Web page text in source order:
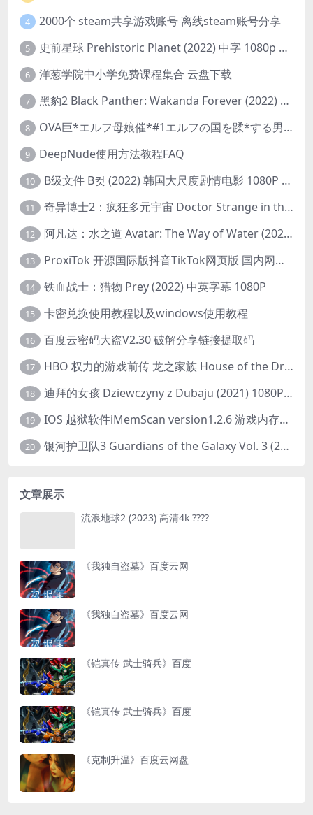
4 2000个 steam共享游戏账号 离线steam账号分享
5 史前星球 Prehistoric Planet (2022) 中字 1080p 高清 阿里云盘 2022.5.27已更新全集
6 洋葱学院中小学免费课程集合 云盘下载
7 黑豹2 Black Panther: Wakanda Forever (2022) 高清版
8 OVA巨*エルフ母娘催*#1エルフの国を蹂*する男。汚された女王と姫
9 DeepNude使用方法教程FAQ
10 B级文件 B컷 (2022) 韩国大尺度剧情电影 1080P 中字
11 奇异博士2：疯狂多元宇宙 Doctor Strange in the Multiverse of Madness (2022) 高清版1080p
12 阿凡达：水之道 Avatar: The Way of Water (2022) 1080p 2k 4k 中文字幕
13 ProxiTok 开源国际版抖音TikTok网页版 国内网络直连
14 铁血战士：猎物 Prey (2022) 中英字幕 1080P
15 卡密兑换使用教程以及windows使用教程
16 百度云密码大盗V2.30 破解分享链接提取码
17 HBO 权力的游戏前传 龙之家族 House of the Dragon (2022) 中字 1080P 更新4集
18 迪拜的女孩 Dziewczyny z Dubaju (2021) 1080P 中字
19 IOS 越狱软件iMemScan version1.2.6 游戏内存修改器
20 银河护卫队3 Guardians of the Galaxy Vol. 3 (2023)4K高清资源1080p只分享精品
文章展示
流浪地球2 (2023) 高清4k ????
《我独自盗墓》百度云网
《我独自盗墓》百度云网
《铠真传 武士骑兵》百度
《铠真传 武士骑兵》百度
《克制升温》百度云网盘